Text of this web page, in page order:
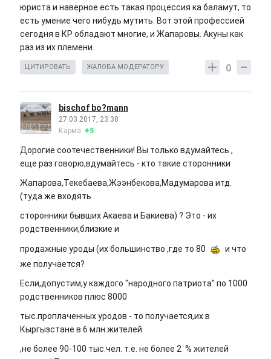
юриста и наверное есть такая процессия ка баламут, то
есть умение чего нибудь мутить. Вот этой профессией
сегодня в КР обладают многие, и Жапаровы. Акуны как
раз из их племени.
0
ЦИТИРОВАТЬ ЖАЛОБА МОДЕРАТОРУ
bischof bo?mann
27.03.2017, 23:38
Карма: +5
Дорогие соотечественники! Вы только вдумайтесь ,
еще раз говорю,вдумайтесь - кто такие сторонники
Жапарова,Текебаева,Жээнбекова,Мадумарова итд.
(туда же входять
сторонники бывших Акаева и Бакиева) ? Это - их
родственники,близкие и
продажные уроды (их большинство ,где то 80
и что
же получается?
Если,допустим,у каждого "народного патриота" по 1000
родственников плюс 8000
тыс.проплаченных уродов - то получается,их в
Кыргызстане в 6 млн.жителей
,не более 90-100 тыс.чел. т.е. не более 2 % жителей